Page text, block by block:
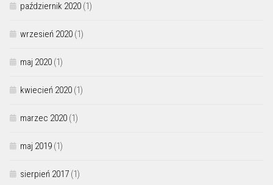
październik 2020 (1)
wrzesień 2020 (1)
maj 2020 (1)
kwiecień 2020 (1)
marzec 2020 (1)
maj 2019 (1)
sierpień 2017 (1)